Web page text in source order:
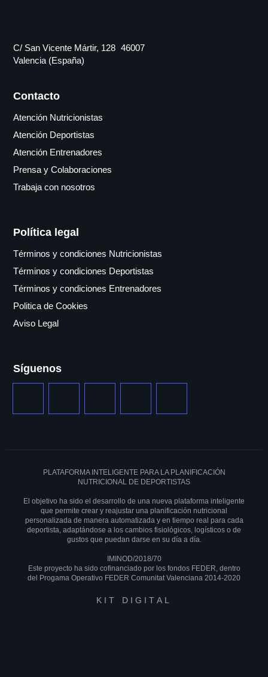
C/ San Vicente Mártir, 128 46007
Valencia (España)
Contacto
Atención Nutricionistas
Atención Deportistas
Atención Entrenadores
Prensa y Colaboraciones
Trabaja con nosotros
Política legal
Términos y condiciones Nutricionistas
Términos y condiciones Deportistas
Términos y condiciones Entrenadores
Politica de Cookies
Aviso Legal
Síguenos
PLATAFORMA INTELIGENTE PARA LA PLANIFICACIÓN
NUTRICIONAL DE DEPORTISTAS
El objetivo ha sido el desarrollo de una nueva plataforma inteligente
que permite crear y reajustar una planificación nutricional
personalizada de manera automatizada y en tiempo real para cada
deportista, adaptándose a los cambios fisiológicos, logísticos o de
gustos que puedan darse en su día a día.
IMINOD/2018/70
Este proyecto ha sido cofinanciado por los fondos FEDER, dentro
del Progama Operativo FEDER Comunitat Valenciana 2014-2020
KIT DIGITAL